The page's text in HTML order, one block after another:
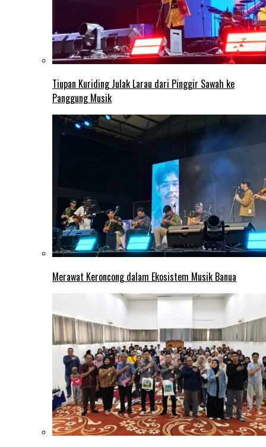
Tiupan Kuriding Julak Larau dari Pinggir Sawah ke
Panggung Musik
Merawat Keroncong dalam Ekosistem Musik Banua